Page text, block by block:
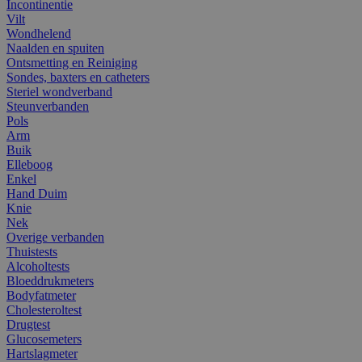
Incontinentie
Vilt
Wondhelend
Naalden en spuiten
Ontsmetting en Reiniging
Sondes, baxters en catheters
Steriel wondverband
Steunverbanden
Pols
Arm
Buik
Elleboog
Enkel
Hand Duim
Knie
Nek
Overige verbanden
Thuistests
Alcoholtests
Bloeddrukmeters
Bodyfatmeter
Cholesteroltest
Drugtest
Glucosemeters
Hartslagmeter